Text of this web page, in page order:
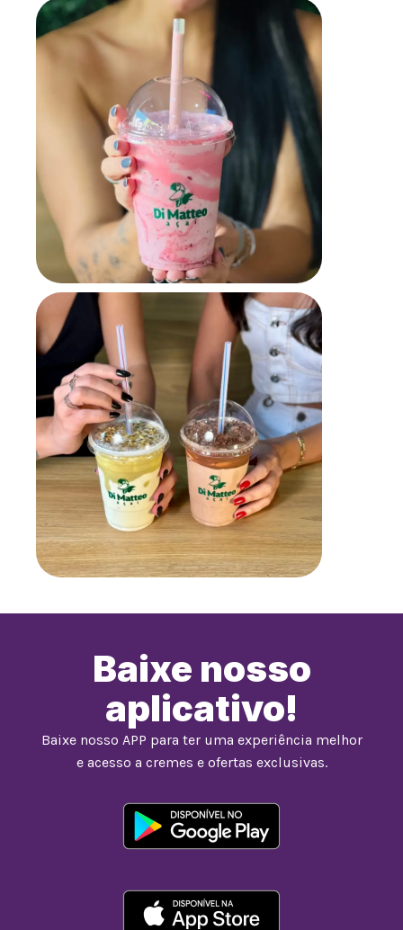
Baixe nosso
aplicativo!
Baixe nosso APP para ter uma experiência melhor
e acesso a cremes e ofertas exclusivas.